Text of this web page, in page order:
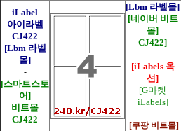
iLabel
아이라벨
CJ422
[Lbm 라벨
몰]
-
[스마트스토
어]
비트몰
CJ422
[Lbm 라벨몰]
[네이버 비트
몰]
CJ422]
[iLabels 옥
션]
[G마켓
iLabels]
[쿠팡 비트몰]